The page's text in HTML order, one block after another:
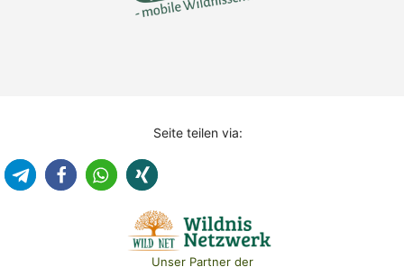
Seite teilen via:
Unser Partner der